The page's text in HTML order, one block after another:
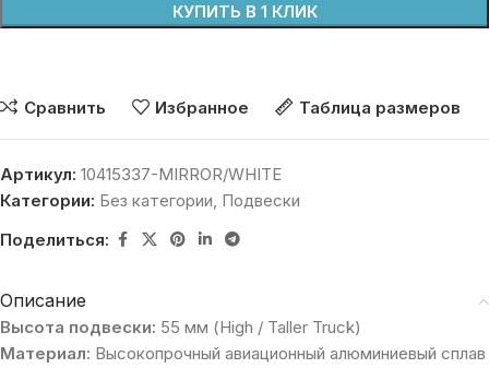
КУПИТЬ В 1 КЛИК
Сравнить Избранное Таблица размеров
Артикул: 10415337-MIRROR/WHITE
Категории: Без категории, Подвески
Поделиться:
Описание
Высота подвески: 55 мм (High / Taller Truck)
Материал: Высокопрочный авиационный алюминиевый сплав